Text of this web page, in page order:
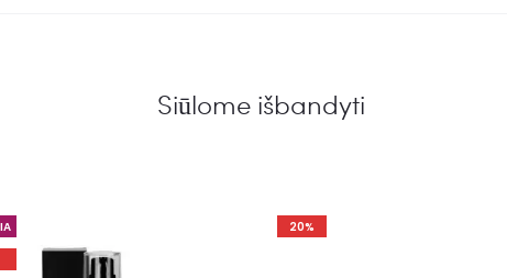
Siūlome išbandyti
20%